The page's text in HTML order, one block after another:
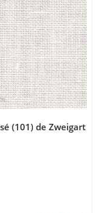
(101) de Zweigart